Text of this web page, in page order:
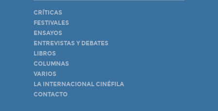
CRÍTICAS
FESTIVALES
ENSAYOS
ENTREVISTAS Y DEBATES
LIBROS
COLUMNAS
VARIOS
LA INTERNACIONAL CINÉFILA
CONTACTO